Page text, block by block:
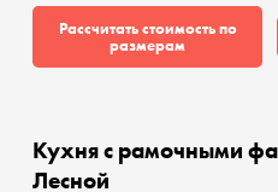
Рассчитать стоимость по
размерам
Кухня с рамочными
Лесной